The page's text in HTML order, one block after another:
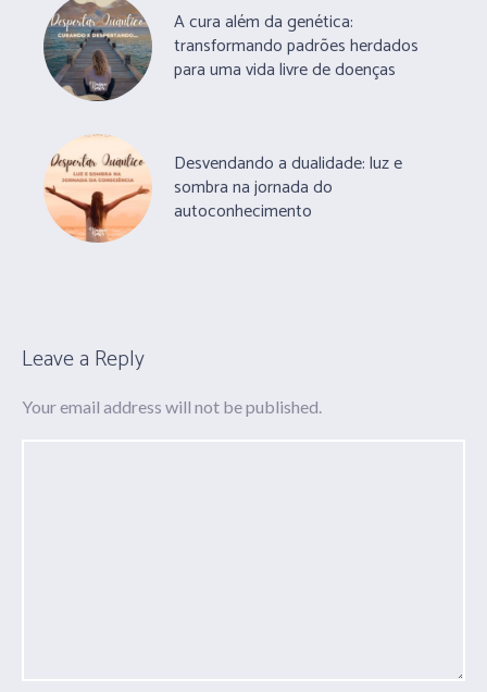
A cura além da genética:
transformando padrões herdados
para uma vida livre de doenças
Desvendando a dualidade: luz e
sombra na jornada do
autoconhecimento
Leave a Reply
Your email address will not be published.